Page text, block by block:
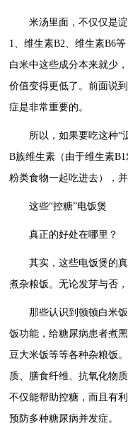
米汤里面，不仅仅是
1、维生素B2、维生素B6
白米中这些成分本来就少
价值变得更低了。前面说
症是非常重要的。
所以，如果要吃这种“
B族维生素（由于维生素
粉类食物一起吃进去），
这些“控糖”电饭煲
真正的好处在哪里？
其实，这些电饭煲的
煮杂粮饭。无论发芽与否
那些认识到顿顿白米
饭功能，给糖尿病患者煮
豆大米饭等等各种杂粮饭
质、膳食纤维、抗氧化物
不仅能帮助控糖，而且有
预防多种糖尿病并发症。